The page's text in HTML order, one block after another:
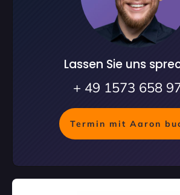
Lassen Sie uns
+ 49 1573 658
Termin mit Aaron